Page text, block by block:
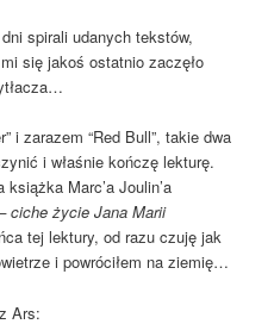
spirali udanych tekstów,
się jakoś ostatnio zaczęło
i zarazem “Red Bull”, takie dwa
i właśnie kończę lekturę.
Marc’a Joulin’a
ciche życie Jana Marii
tej lektury, od razu czuję jak
i powróciłem na ziemię…
Ars: